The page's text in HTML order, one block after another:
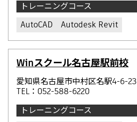
トレーニングコース
AutoCAD
Autodesk Revit
Winスクール名古屋駅前校
愛知県名古屋市中村区名駅4-6-23
TEL：052-588-6220
トレーニングコース